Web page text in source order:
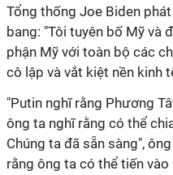
Tổng thống Joe Biden
bang: "Tôi tuyên bố Mỹ và
phận Mỹ với toàn bộ các
cô lập và vắt kiệt nền kinh
"Putin nghĩ rằng Phương
ông ta nghĩ rằng có thể
Chúng ta đã sẵn sàng",
rằng ông ta có thể tiến